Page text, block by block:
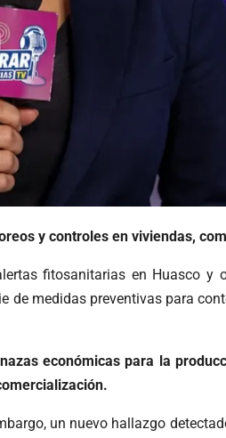
y controles en viviendas,
fitosanitarias en Huasco
de medidas preventivas para
económicas para la
un nuevo hallazgo